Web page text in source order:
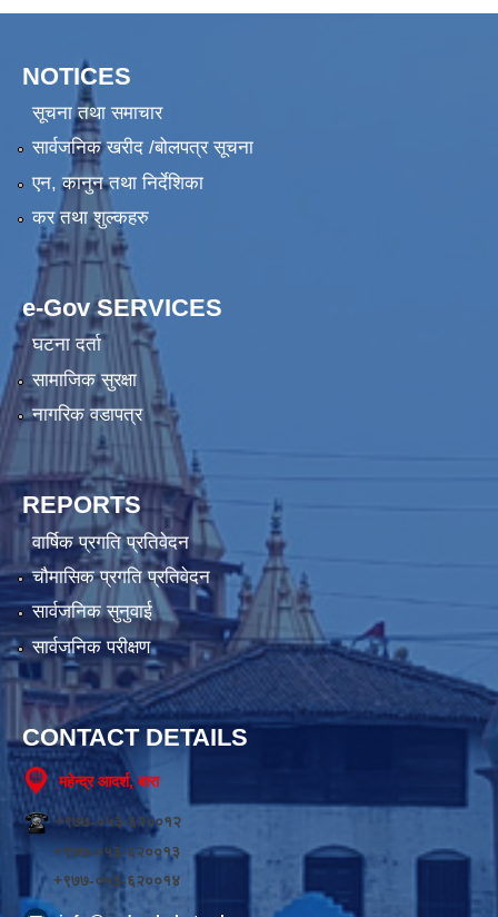
NOTICES
सूचना तथा समाचार
सार्वजनिक खरीद /बोलपत्र सूचना
एन, कानुन तथा निर्देशिका
कर तथा शुल्कहरु
e-Gov SERVICES
घटना दर्ता
सामाजिक सुरक्षा
नागरिक वडापत्र
REPORTS
वार्षिक प्रगति प्रतिवेदन
चौमासिक प्रगति प्रतिवेदन
सार्वजनिक सुनुवाई
सार्वजनिक परीक्षण
CONTACT DETAILS
महेन्द्र आदर्श, बारा
+९७७-०५३-६२००१२
+९७७-०५३-६२००१३
+९७७-०५३-६२००१४